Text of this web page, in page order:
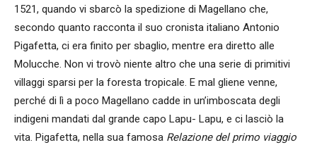
1521, quando vi sbarcò la spedizione di Magellano che,
secondo quanto racconta il suo cronista italiano Antonio
Pigafetta, ci era finito per sbaglio, mentre era diretto alle
Molucche. Non vi trovò niente altro che una serie di primitivi
villaggi sparsi per la foresta tropicale. E mal gliene venne,
perché di lì a poco Magellano cadde in un’imboscata degli
indigeni mandati dal grande capo Lapu- Lapu, e ci lasciò la
vita. Pigafetta, nella sua famosa Relazione del primo viaggio